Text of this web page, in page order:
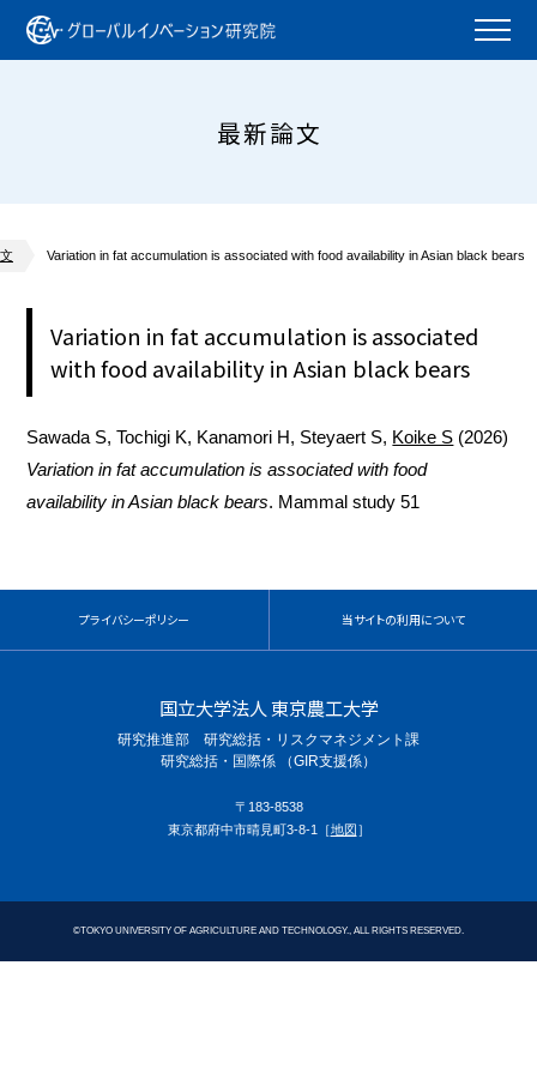
最新論文
Variation in fat accumulation is associated with food availability in Asian black bears
Variation in fat accumulation is associated
with food availability in Asian black bears
Sawada S, Tochigi K, Kanamori H, Steyaert S, Koike S (2026)
Variation in fat accumulation is associated with food
availability in Asian black bears. Mammal study 51
プライバシーポリシー 当サイトの利用について
国立大学法人 東京農工大学
研究推進部 研究総括・リスクマネジメント課
研究総括・国際係 （GIR支援係）
〒183-8538
東京都府中市晴見町3-8-1［地図］
©TOKYO UNIVERSITY OF AGRICULTURE AND TECHNOLOGY., ALL RIGHTS RESERVED.